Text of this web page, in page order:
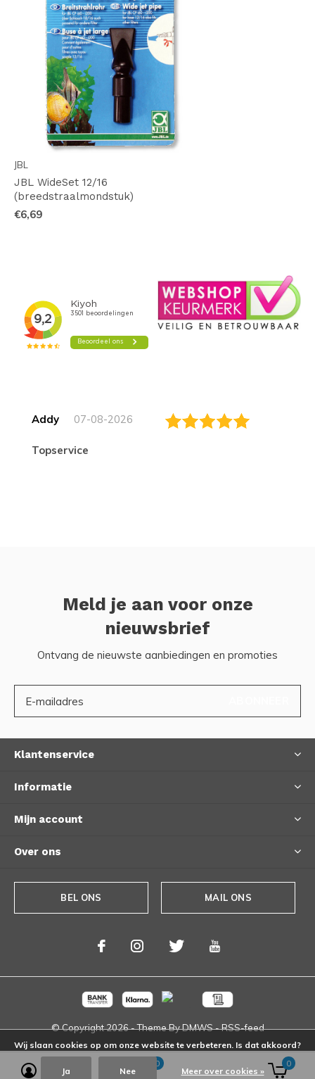
JBL
JBL WideSet 12/16
(breedstraalmondstuk)
€6,69
Addy 07-08-2026
topservice
Meld je aan voor onze
nieuwsbrief
Ontvang de nieuwste aanbiedingen en promoties
Klantenservice
Informatie
Mijn account
Over ons
BEL ONS MAIL ONS
© Copyright2026- Theme ByDMWS-RSS-feed
0 0
Wij slaan cookies op om onze website te verbeteren. Is dat akkoord?
Ja Nee Meer over cookies »